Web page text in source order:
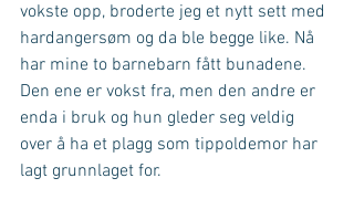
vokste opp, broderte jeg et nytt sett med
hardangersøm og da ble begge like. Nå
har mine to barnebarn fått bunadene.
Den ene er vokst fra, men den andre er
enda i bruk og hun gleder seg veldig
over å ha et plagg som tippoldemor har
lagt grunnlaget for.